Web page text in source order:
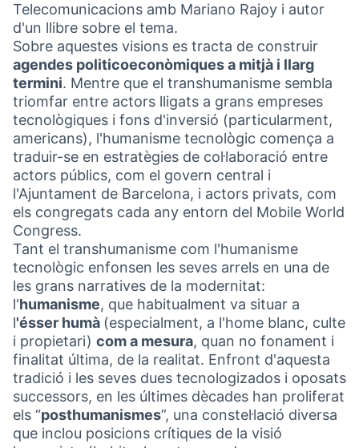
Telecomunicacions amb Mariano Rajoy i autor
d'un llibre sobre el tema.
Sobre aquestes visions es tracta de construir
agendes politicoeconòmiques a mitjà i llarg
termini. Mentre que el transhumanisme sembla
triomfar entre actors lligats a grans empreses
tecnològiques i fons d'inversió (particularment,
americans), l'humanisme tecnològic comença a
traduir-se en estratègies de col·laboració entre
actors públics, com el govern central i
l'Ajuntament de Barcelona, i actors privats, com
els congregats cada any entorn del Mobile World
Congress.
Tant el transhumanisme com l'humanisme
tecnològic enfonsen les seves arrels en una de
les grans narratives de la modernitat:
l'humanisme, que habitualment va situar a
l'ésser humà (especialment, a l'home blanc, culte
i propietari) com a mesura, quan no fonament i
finalitat última, de la realitat. Enfront d'aquesta
tradició i les seves dues tecnologizados i oposats
successors, en les últimes dècades han proliferat
els “posthumanismes”, una constel·lació diversa
que inclou posicions crítiques de la visió